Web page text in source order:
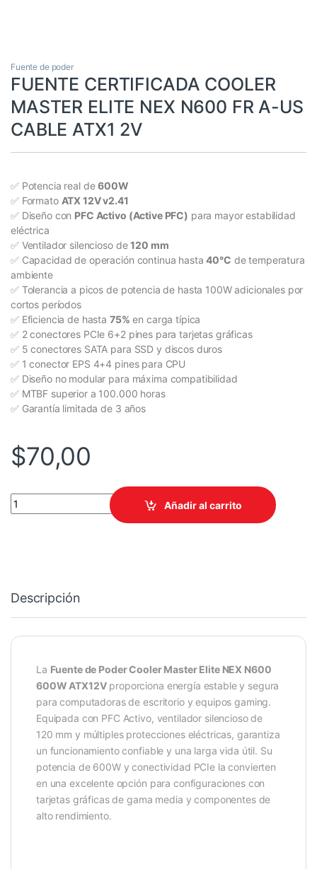
Fuente de poder
FUENTE CERTIFICADA COOLER
MASTER ELITE NEX N600 FR A-US
CABLE ATX1 2V
✅ Potencia real de600W
✅ Formato ATX 12V v2.41
✅ Diseño con PFC Activo (Active PFC) para mayor estabilidad
eléctrica
✅ Ventilador silencioso de120 mm
✅ Capacidad de operación continua hasta40°C de temperatura
ambiente
✅ Tolerancia a picos de potencia de hasta 100W adicionales por
cortos períodos
✅ Eficiencia de hasta 75% en carga típica
✅ 2 conectores PCIe 6+2 pines para tarjetas gráficas
✅ 5 conectores SATA para SSD y discos duros
✅ 1 conector EPS 4+4 pines para CPU
✅ Diseño no modular para máxima compatibilidad
✅ MTBF superior a 100.000 horas
✅ Garantía limitada de 3 años
$70,00
FUENTE CERTIFICADA COOLER MASTER ELITE NEX N600 FR
Añadir al carrito
Descripción
La Fuente de Poder Cooler Master Elite NEX N600
600W ATX12Vproporciona energía estable y segura
para computadoras de escritorio y equipos gaming.
Equipada con PFC Activo, ventilador silencioso de
120 mm y múltiples protecciones eléctricas, garantiza
un funcionamiento confiable y una larga vida útil. Su
potencia de 600W y conectividad PCIe la convierten
en una excelente opción para configuraciones con
tarjetas gráficas de gama media y componentes de
alto rendimiento.